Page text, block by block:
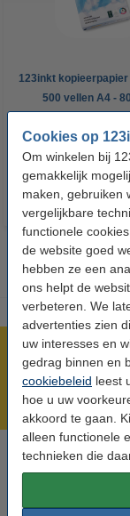
Cookies op
Om winkelen bij
gemakkelijk
maken, gebruiken
vergelijkbare
functionele
de website goed
hebben ze een
ons helpt de
verbeteren. We
advertenties zien
uw interesses en
gedrag binnen en
cookiebeleid leest
hoe u uw
akkoord te gaan.
alleen functionele
technieken die
123inkt
500 vellen A4 -
€ 7,25 Incl.
Voor 22.00 uur
Op